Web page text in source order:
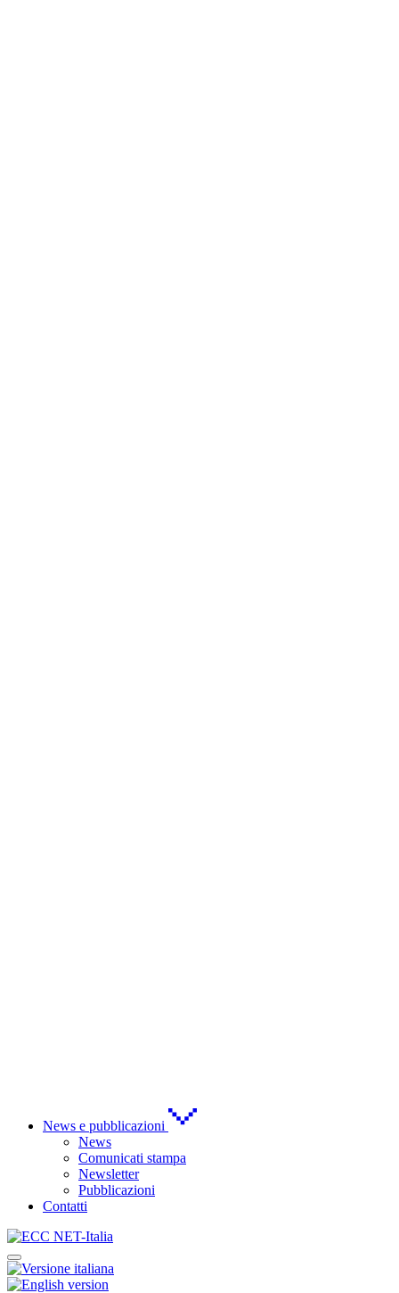
News e pubblicazioni
News
Comunicati stampa
Newsletter
Pubblicazioni
Contatti